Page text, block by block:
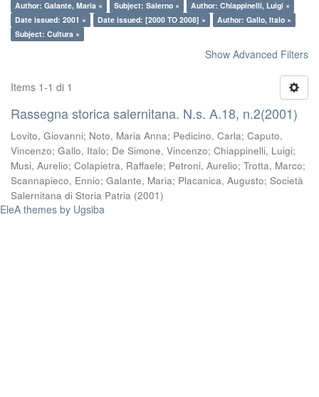
Author: Galante, Maria ×
Subject: Salerno ×
Author: Chiappinelli, Luigi ×
Date issued: 2001 ×
Date issued: [2000 TO 2008] ×
Author: Gallo, Italo ×
Subject: Cultura ×
Show Advanced Filters
Items 1-1 di 1
Rassegna storica salernitana. N.s. A.18, n.2(2001)
Lovito, Giovanni; Noto, Maria Anna; Pedicino, Carla; Caputo,
Vincenzo; Gallo, Italo; De Simone, Vincenzo; Chiappinelli, Luigi;
Musi, Aurelio; Colapietra, Raffaele; Petroni, Aurelio; Trotta, Marco;
Scannapieco, Ennio; Galante, Maria; Placanica, Augusto; Società
Salernitana di Storia Patria (2001)
EleA themes by Ugsiba